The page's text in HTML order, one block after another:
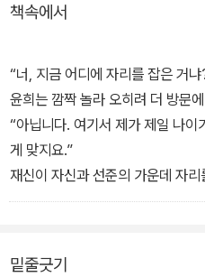
윤희. 나란히 왕의 눈에 들어 금녀
음은 물론 멸문지화를 면할 수 없
책속에서
“너, 지금 어디에 자리를 잡은 거
윤희는 깜짝 놀라 오히려 더 방문
“아닙니다. 여기서 제가 제일 나
게 맞지요.”
재신이 자신과 선준의 가운데 자
면서 소리쳤다.
밑줄긋기